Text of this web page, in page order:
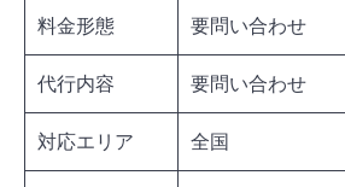
料金形態 要問い合わせ
代行内容 要問い合わせ
対応エリア 全国